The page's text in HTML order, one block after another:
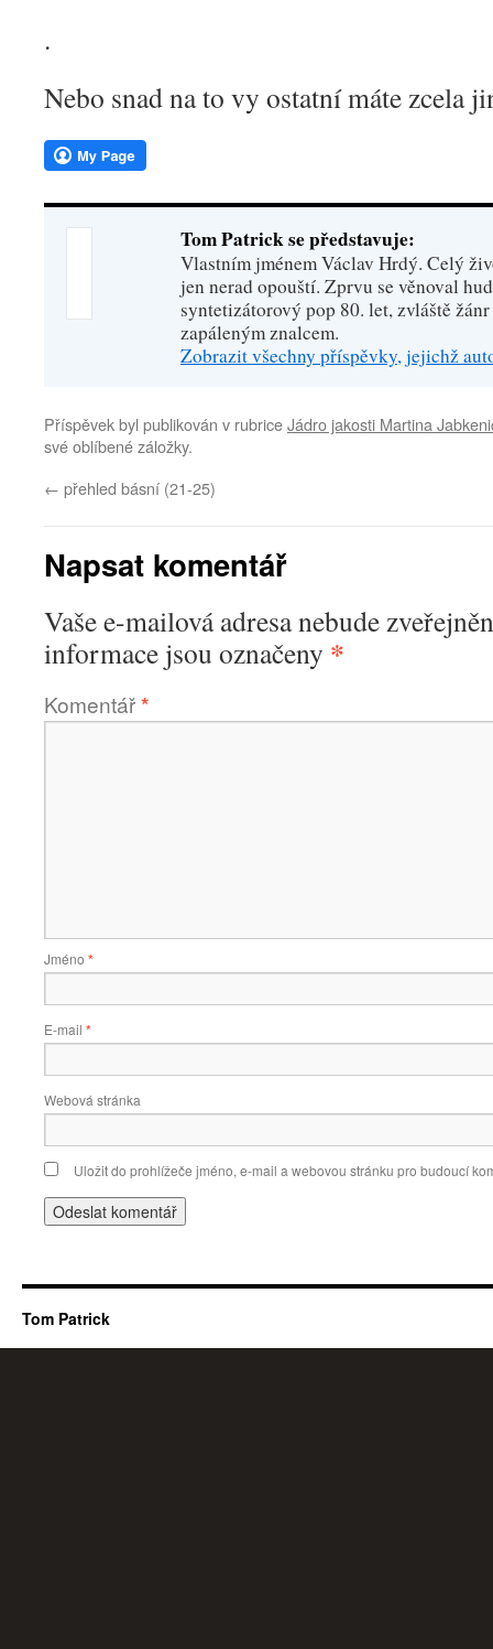
.
Nebo snad na to vy ostatní máte zcela
Tom Patrick se představuje:
Vlastním jménem Václav Hrdý. Celý
jen nerad opouští. Zprvu se věnoval
syntetizátorový pop 80. let, zvláště
zapáleným znalcem.
Zobrazit všechny příspěvky, jejichž
Příspěvek byl publikován v rubriceJádro jakosti Martina
své oblíbené záložky.
← přehled básní (21-25)
Napsat komentář
Vaše e-mailová adresa nebude
informace jsou označeny *
Komentář*
Jméno *
E-mail *
Webová stránka
Uložit do prohlížeče jméno, e-mail a webovou stránku pro budoucí
Tom Patrick